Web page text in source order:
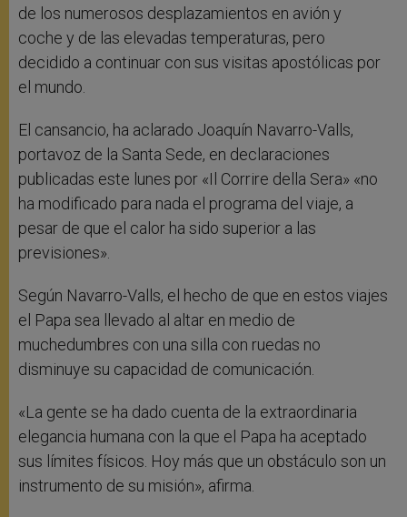
de los numerosos desplazamientos en avión y
coche y de las elevadas temperaturas, pero
decidido a continuar con sus visitas apostólicas por
el mundo.
El cansancio, ha aclarado Joaquín Navarro-Valls,
portavoz de la Santa Sede, en declaraciones
publicadas este lunes por «Il Corrire della Sera» «no
ha modificado para nada el programa del viaje, a
pesar de que el calor ha sido superior a las
previsiones».
Según Navarro-Valls, el hecho de que en estos viajes
el Papa sea llevado al altar en medio de
muchedumbres con una silla con ruedas no
disminuye su capacidad de comunicación.
«La gente se ha dado cuenta de la extraordinaria
elegancia humana con la que el Papa ha aceptado
sus límites físicos. Hoy más que un obstáculo son un
instrumento de su misión», afirma.